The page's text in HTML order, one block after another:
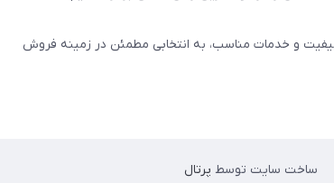
و خدمات مناسب، به انتخابی مطمئن در زمینه فروش
ساخت سایت توسط پرتال